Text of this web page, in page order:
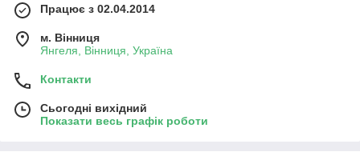
Працює з 02.04.2014
м. Вінниця
Янгеля, Вінниця, Україна
Контакти
Сьогодні вихідний
Показати весь графік роботи